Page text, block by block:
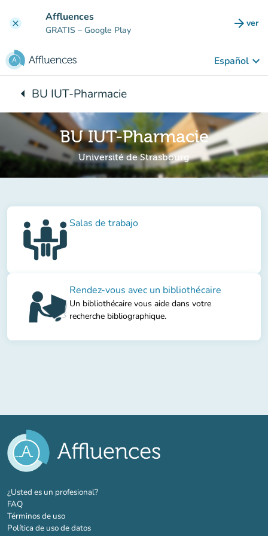
clear Affluences
GRATIS – Google Play arrow_forward ver
Español keyboard_arrow_down
arrow_leftVuelta:
BU IUT-Pharmacie
BU IUT-Pharmacie
Université de Strasbourg
Salas de trabajo
Rendez-vous avec un bibliothécaire
Un bibliothécaire vous aide dans votre
recherche bibliographique.
¿Usted es un profesional?(nueva pestaña)
FAQ
Términos de uso
Política de uso de datos